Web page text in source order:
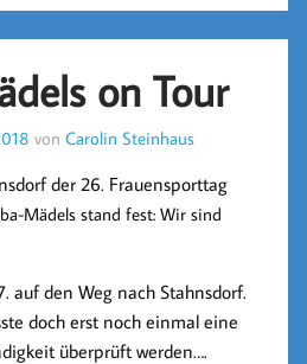
on Tour
vonCarolin Steinhaus
der 26. Frauensporttag
Mädels stand fest: Wir sind
auf den Weg nach Stahnsdorf.
doch erst noch einmal eine
überprüft werden….